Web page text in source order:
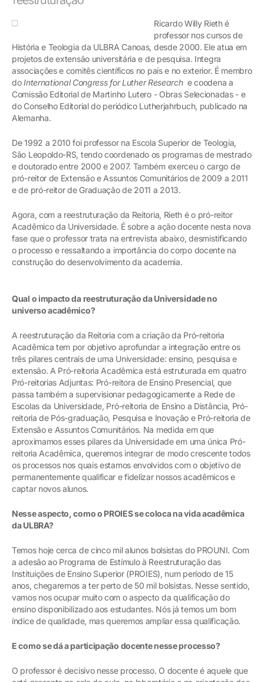
Ricardo Willy Rieth é
professor nos cursos de
História e Teologia da ULBRA Canoas, desde 2000. Ele atua em
projetos de extensão universitária e de pesquisa. Integra
associações e comitês científicos no país e no exterior. É membro
doInternational Congress for Luther Research e coodena a
Comissão Editorial de Martinho Lutero - Obras Selecionadas - e
do Conselho Editorial do periódico Lutherjahrbuch, publicado na
Alemanha.
De 1992 a 2010 foi professor na Escola Superior de Teologia,
São Leopoldo-RS, tendo coordenado os programas de mestrado
e doutorado entre 2000 e 2007. Também exerceu o cargo de
pró-reitor de Extensão e Assuntos Comunitários de 2009 a 2011
e de pró-reitor de Graduação de 2011 a 2013.
Agora, com a reestruturação da Reitoria, Rieth é o pró-reitor
Acadêmico da Universidade. É sobre a ação docente nesta nova
fase que o professor trata na entrevista abaixo, desmistificando
o processo e ressaltando a importância do corpo docente na
construção do desenvolvimento da academia.
Qual o impacto da reestruturação da Universidade no
universo acadêmico?
A reestruturação da Reitoria com a criação da Pró-reitoria
Acadêmica tem por objetivo aprofundar a integração entre os
três pilares centrais de uma Universidade: ensino, pesquisa e
extensão. A Pró-reitoria Acadêmica está estruturada em quatro
Pró-reitorias Adjuntas: Pró-reitora de Ensino Presencial, que
passa também a supervisionar pedagogicamente a Rede de
Escolas da Universidade, Pró-reitoria de Ensino a Distância, Pró-
reitoria de Pós-graduação, Pesquisa e Inovação e Pró-reitoria de
Extensão e Assuntos Comunitários. Na medida em que
aproximamos esses pilares da Universidade em uma única Pró-
reitoria Acadêmica, queremos integrar de modo crescente todos
os processos nos quais estamos envolvidos com o objetivo de
permanentemente qualificar e fidelizar nossos acadêmicos e
captar novos alunos.
Nesse aspecto, como o PROIES se coloca na vida acadêmica
da ULBRA?
Temos hoje cerca de cinco mil alunos bolsistas do PROUNI. Com
a adesão ao Programa de Estímulo à Reestruturação das
Instituições de Ensino Superior (PROIES), num período de 15
anos, chegaremos a ter perto de 50 mil bolsistas. Nesse sentido,
vamos nos ocupar muito com o aspecto da qualificação do
ensino disponibilizado aos estudantes. Nós já temos um bom
índice de qualidade, mas queremos ampliar essa qualificação.
E como se dá a participação docente nesse processo?
O professor é decisivo nesse processo. O docente é aquele que